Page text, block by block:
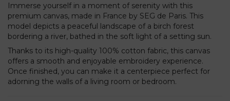
Immerse yourself in a moment of serenity with this
premium canvas, made in France by SEG de Paris. This
model depicts a peaceful landscape of a birch forest
bordering a river, bathed in the soft light of a setting sun.
Thanks to its high-quality 100% cotton fabric, this canvas
offers a smooth and enjoyable embroidery experience.
Once finished, you can make it a centerpiece perfect for
adorning the walls of a living room or bedroom.